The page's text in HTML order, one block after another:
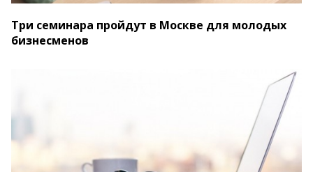
Три семинара пройдут в Москве для молодых
бизнесменов